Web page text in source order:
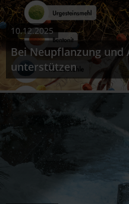
10.12.2025
Bei Neupflanzung und
unterstützen